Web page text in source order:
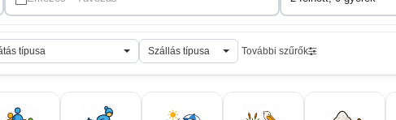
típusa Szállás típusa További szűrők